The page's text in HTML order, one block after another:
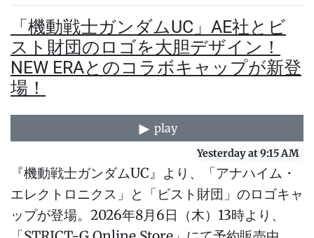
「機動戦士ガンダムUC」AE社とビ
スト財団のロゴを大胆デザイン！
NEW ERAとのコラボキャップが新登
場！
play
Yesterday at 9:15 AM
『機動戦士ガンダムUC』より、「アナハイム・
エレクトロニクス」と「ビスト財団」のロゴキャ
ップが登場。2026年8月6日（木）13時より、